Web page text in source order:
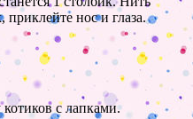
нос и глаза.
с лапками.